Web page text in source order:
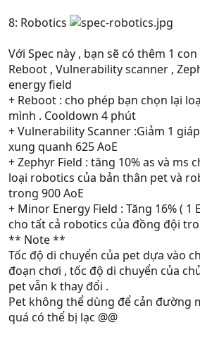
8: Robotics
Với Spec này , bạn sẽ có thêm 1
Reboot , Vulnerability scanner ,
energy field
+ Reboot : cho phép bạn chọn lại
mình . Cooldown 4 phút
+ Vulnerability Scanner :Giảm 1
xung quanh 625 AoE
+ Zephyr Field : tăng 10% as và ms
loại robotics của bản thân pet và
trong 900 AoE
+ Minor Energy Field : Tăng 16% ( 1
cho tất cả robotics của đồng đội
** Note **
Tốc độ di chuyển của pet dựa vào
đoạn chơi , tốc độ di chuyển của
pet vẫn k thay đổi .
Pet không thể dùng để cản đường
quá có thể bị lạc @@